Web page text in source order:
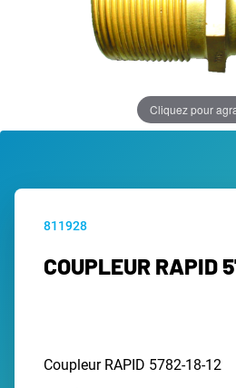
Cliquez pour
811928
COUPLEUR RAPID
Coupleur RAPID 5782-18-12